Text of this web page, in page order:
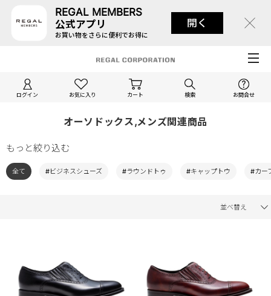
REGAL MEMBERS
公式アプリ
お買い物をさらに便利でお得に
開く
ログイン お気に入り カート 検索 お問合せ
オーソドックス,メンズ関連商品
もっと絞り込む
全て #ビジネスシューズ #ラウンドトゥ #キャップトウ #カー
並べ替え